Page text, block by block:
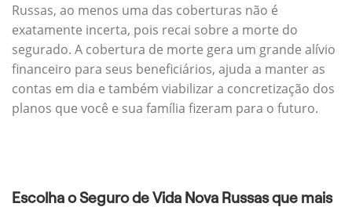
Russas, ao menos uma das coberturas não é
exatamente incerta, pois recai sobre a morte do
segurado. A cobertura de morte gera um grande alívio
financeiro para seus beneficiários, ajuda a manter as
contas em dia e também viabilizar a concretização dos
planos que você e sua família fizeram para o futuro.
Escolha o Seguro de Vida Nova Russas que mais